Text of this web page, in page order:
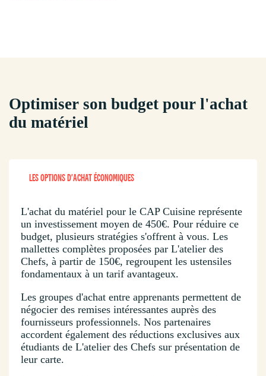
Optimiser son budget pour l'achat
du matériel
LES OPTIONS D'ACHAT ÉCONOMIQUES
L'achat du matériel pour le CAP Cuisine représente
un investissement moyen de 450€. Pour réduire ce
budget, plusieurs stratégies s'offrent à vous. Les
mallettes complètes proposées par L'atelier des
Chefs, à partir de 150€, regroupent les ustensiles
fondamentaux à un tarif avantageux.
Les groupes d'achat entre apprenants permettent de
négocier des remises intéressantes auprès des
fournisseurs professionnels. Nos partenaires
accordent également des réductions exclusives aux
étudiants de L'atelier des Chefs sur présentation de
leur carte.